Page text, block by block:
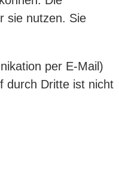
sie nutzen. Sie
per E-Mail)
durch Dritte ist nicht